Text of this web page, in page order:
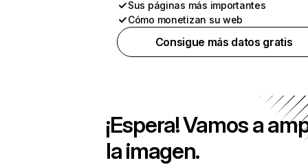
Sus páginas más importantes
Cómo monetizan su web
Consigue más datos gratis
¡Espera! Vamos a
la imagen.